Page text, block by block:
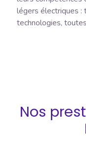
légers électriques
technologies,
Nos